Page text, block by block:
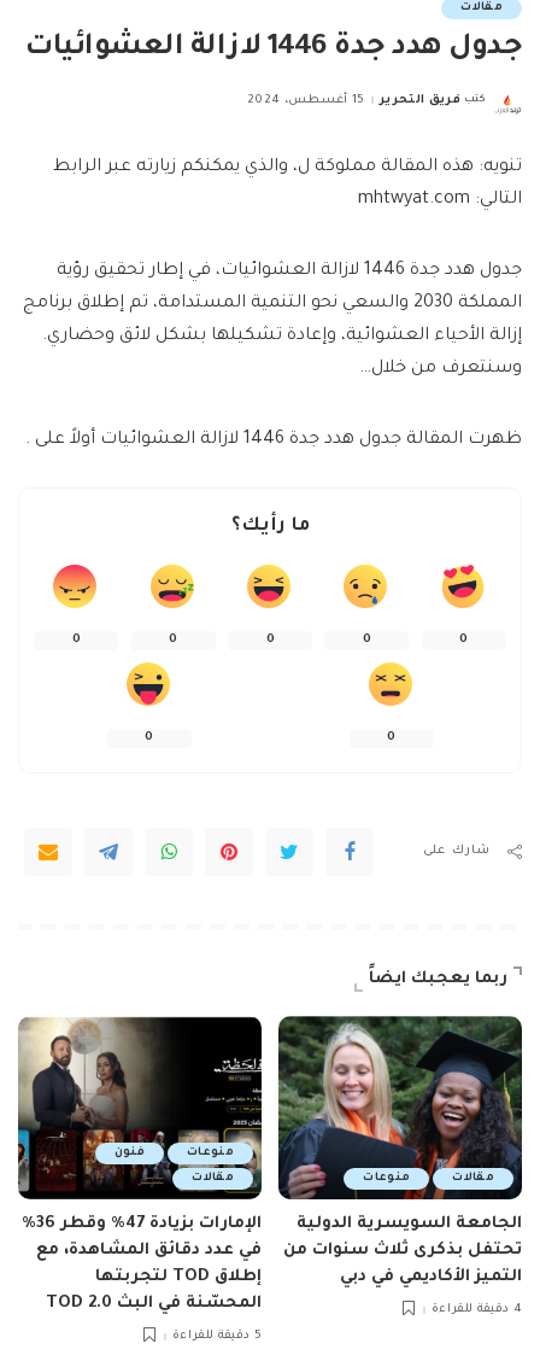
مقالات
جدول هدد جدة 1446 لازالة العشوائيات
Posted
كتب فريق التحرير 15 أغسطس، 2024
تنويه: هذه المقالة مملوكة ل، والذي يمكنكم زيارته عبر الرابط
التالي: mhtwyat.com
جدول هدد جدة 1446 لازالة العشوائيات، في إطار تحقيق رؤية
المملكة 2030 والسعي نحو التنمية المستدامة، تم إطلاق برنامج
إزالة الأحياء العشوائية، وإعادة تشكيلها بشكل لائق وحضاري.
وسنتعرف من خلال…
ظهرت المقالة جدول هدد جدة 1446 لازالة العشوائيات أولاً على .
ما رأيك؟
0
0
0
0
0
0
0
شارك على
ربما يعجبك ايضاً
مقالات منوعات
الجامعة السويسرية الدولية
تحتفل بذكرى ثلاث سنوات من
التميز الأكاديمي في دبي
4 دقيقة للقراءة
منوعات
فنون
مقالات
الإمارات بزيادة 47٪ وقطر 36٪
في عدد دقائق المشاهدة، مع
إطلاق TOD لتجربتها
المحسّنة في البث TOD 2.0
5 دقيقة للقراءة